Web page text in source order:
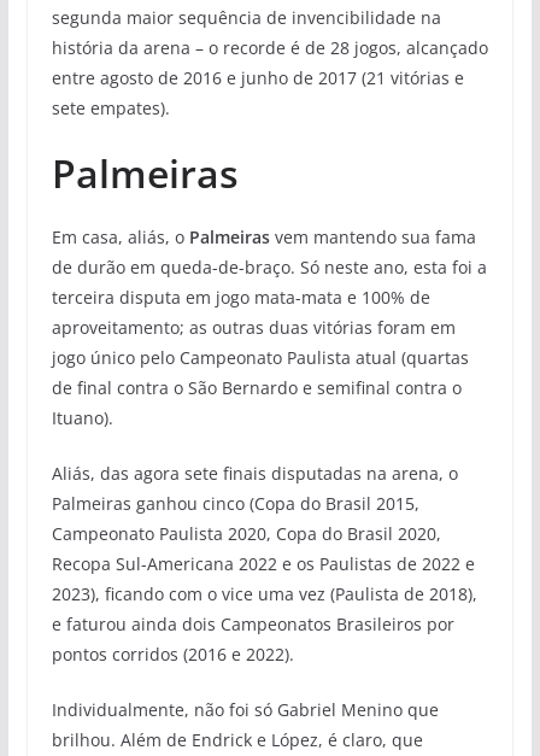
segunda maior sequência de invencibilidade na
história da arena – o recorde é de 28 jogos, alcançado
entre agosto de 2016 e junho de 2017 (21 vitórias e
sete empates).
Palmeiras
Em casa, aliás, oPalmeirasvem mantendo sua fama
de durão em queda-de-braço. Só neste ano, esta foi a
terceira disputa em jogo mata-mata e 100% de
aproveitamento; as outras duas vitórias foram em
jogo único pelo Campeonato Paulista atual (quartas
de final contra o São Bernardo e semifinal contra o
Ituano).
Aliás, das agora sete finais disputadas na arena, o
Palmeiras ganhou cinco (Copa do Brasil 2015,
Campeonato Paulista 2020, Copa do Brasil 2020,
Recopa Sul-Americana 2022 e os Paulistas de 2022 e
2023), ficando com o vice uma vez (Paulista de 2018),
e faturou ainda dois Campeonatos Brasileiros por
pontos corridos (2016 e 2022).
Individualmente, não foi só Gabriel Menino que
brilhou. Além de Endrick e López, é claro, que